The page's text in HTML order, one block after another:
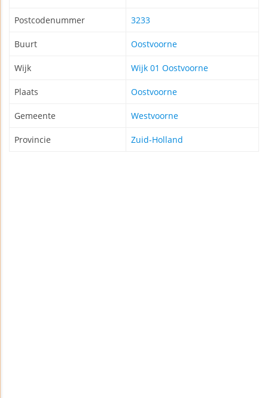
Postcodenummer 3233
Buurt Oostvoorne
Wijk Wijk 01 Oostvoorne
Plaats Oostvoorne
Gemeente Westvoorne
Provincie Zuid-Holland